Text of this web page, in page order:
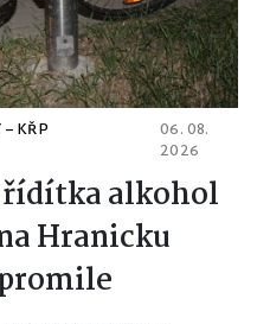
KŘP
06. 08.
2026
alkohol
Hranicku